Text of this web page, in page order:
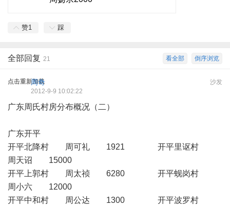
赞1 踩
倒序浏览
看全部
全部回复 21
点击重新加载 沙发
周奇
2012-9-9 10:02:22
广东周氏村房分布概况（二）
广东开平
开平北降村 周可礼 1921 开平里讴村
周天诏 15000
开平上郭村 周太祯 6280 开平蚬岗村
周小六 12000
开平中和村 周公达 1300 开平波罗村